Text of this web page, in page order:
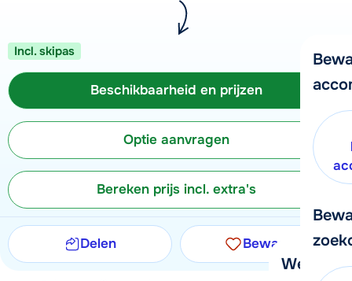
We
Incl. skipas
Beschikbaarheid en prijzen
Optie aanvragen
Bereken prijs incl. extra's
Delen Bewaren